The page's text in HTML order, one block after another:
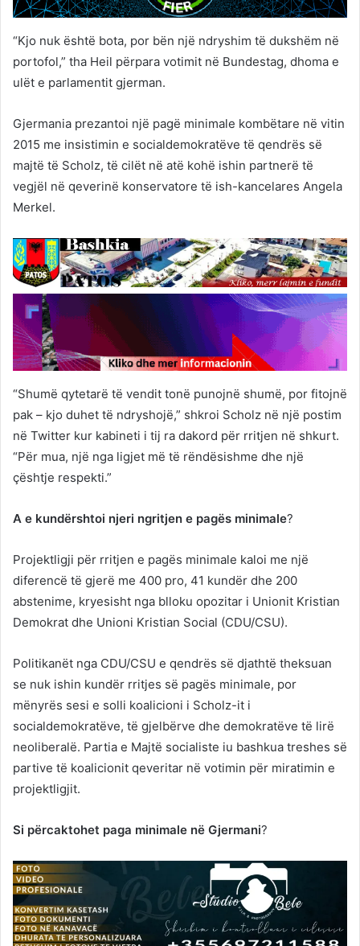
“Kjo nuk është bota, por bën një ndryshim të dukshëm në
portofol,” tha Heil përpara votimit në Bundestag, dhoma e
ulët e parlamentit gjerman.
Gjermania prezantoi një pagë minimale kombëtare në vitin
2015 me insistimin e socialdemokratëve të qendrës së
majtë të Scholz, të cilët në atë kohë ishin partnerë të
vegjël në qeverinë konservatore të ish-kancelares Angela
Merkel.
“Shumë qytetarë të vendit tonë punojnë shumë, por fitojnë
pak – kjo duhet të ndryshojë,” shkroi Scholz në një postim
në Twitter kur kabineti i tij ra dakord për rritjen në shkurt.
“Për mua, një nga ligjet më të rëndësishme dhe një
çështje respekti.”
A e kundërshtoi njeri ngritjen e pagës minimale?
Projektligji për rritjen e pagës minimale kaloi me një
diferencë të gjerë me 400 pro, 41 kundër dhe 200
abstenime, kryesisht nga blloku opozitar i Unionit Kristian
Demokrat dhe Unioni Kristian Social (CDU/CSU).
Politikanët nga CDU/CSU e qendrës së djathtë theksuan
se nuk ishin kundër rritjes së pagës minimale, por
mënyrës sesi e solli koalicioni i Scholz-it i
socialdemokratëve, të gjelbërve dhe demokratëve të lirë
neoliberalë. Partia e Majtë socialiste iu bashkua treshes së
partive të koalicionit qeveritar në votimin për miratimin e
projektligjit.
Si përcaktohet paga minimale në Gjermani?